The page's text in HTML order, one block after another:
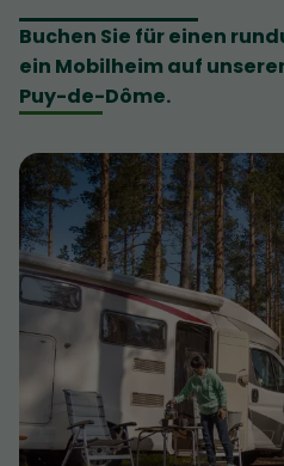
Buchen Sie für einen
ein Mobilheim auf
Puy-de-Dôme.